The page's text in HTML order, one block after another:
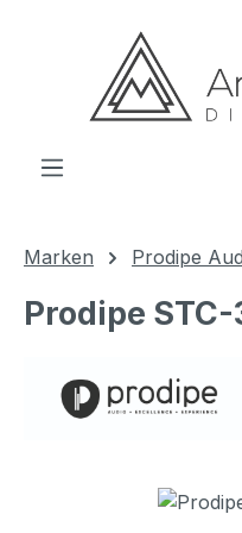
Zum Hauptinhalt springen
Marken Prodipe
Prodipe
Bildergalerie